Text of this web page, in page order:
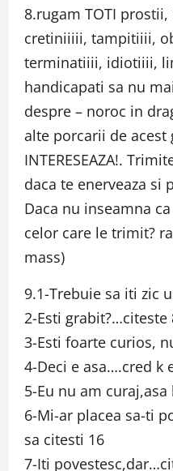
8.rugam TOTI
cretiniiiii, tampitiiii,
terminatiiii, idiotiiii,
handicapati sa nu
despre – noroc in
alte porcarii de acest
INTERESEAZA!.
daca te enerveaza si
Daca nu inseamna
celor care le trimit?
mass)
9.1-Trebuie sa iti zic
2-Esti grabit?…citeste
3-Esti foarte curios,
4-Deci e asa….cred k
5-Eu nu am curaj,asa
6-Mi-ar placea sa-ti
sa citesti 16
7-Iti